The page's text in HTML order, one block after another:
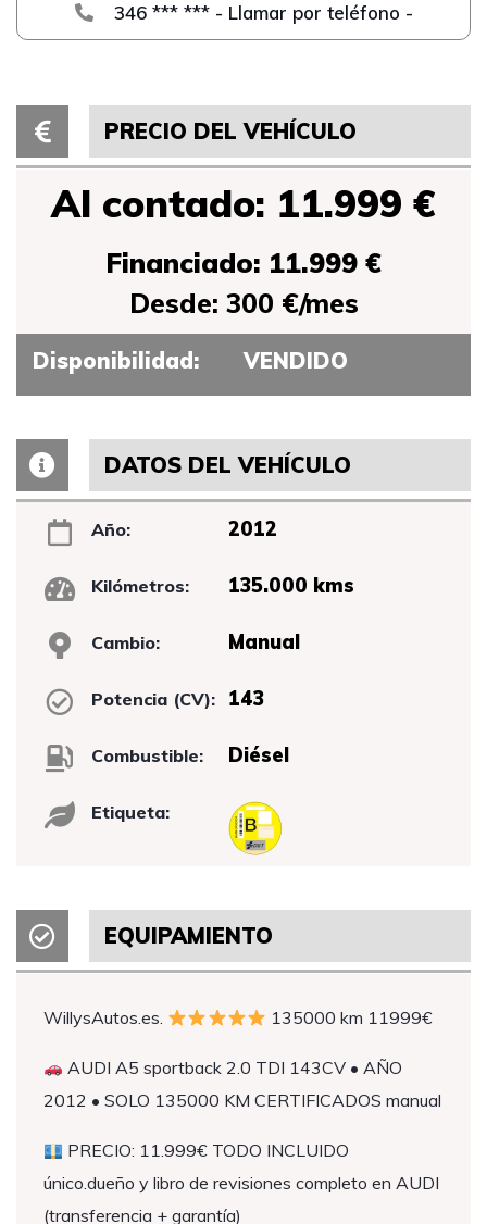
346 *** *** - Llamar por teléfono -
PRECIO DEL VEHÍCULO
Al contado: 11.999 €
Financiado: 11.999 €
Desde: 300 €/mes
Disponibilidad: VENDIDO
DATOS DEL VEHÍCULO
Año: 2012
Kilómetros: 135.000 kms
Cambio: Manual
Potencia (CV): 143
Combustible: Diésel
Etiqueta:
EQUIPAMIENTO
WillysAutos.es. 135000 km 11999€
AUDI A5 sportback 2.0 TDI 143CV • AÑO
2012 • SOLO 135000 KM CERTIFICADOS manual
PRECIO: 11.999€ TODO INCLUIDO
único.dueño y libro de revisiones completo en AUDI
(transferencia + garantía)